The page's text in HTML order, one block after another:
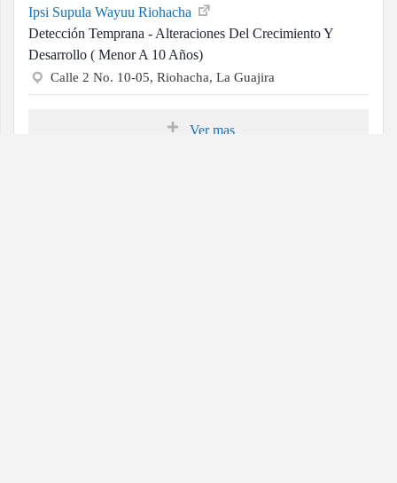
Ipsi Supula Wayuu Riohacha
Detección Temprana - Alteraciones Del Crecimiento Y
Desarrollo ( Menor A 10 Años)
Calle 2 No. 10-05, Riohacha, La Guajira
Ver mas